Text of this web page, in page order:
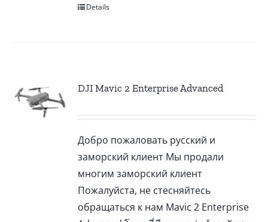
Details
DJI Mavic 2 Enterprise Advanced
Добро пожаловать русский и
заморский клиент Мы продали
многим заморский клиент
Пожалуйста, не стесняйтесь
обращаться к нам Mavic 2 Enterprise